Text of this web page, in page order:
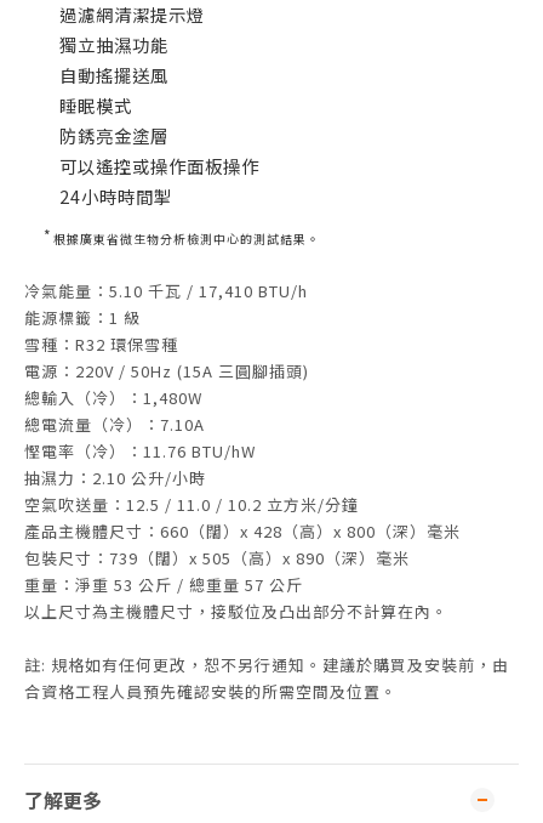
過濾網清潔提示燈
獨立抽濕功能
自動搖擺送風
睡眠模式
防銹亮金塗層
可以遙控或操作面板操作
24小時時間掣
* 根據廣東省微生物分析檢測中心的測試結果。
冷氣能量：5.10 千瓦 / 17,410 BTU/h
能源標籤：1 級
雪種：R32 環保雪種
電源：220V / 50Hz (15A 三圓腳插頭)
總輸入（冷）：1,480W
總電流量（冷）：7.10A
慳電率（冷）：11.76 BTU/hW
抽濕力：2.10 公升/小時
空氣吹送量：12.5 / 11.0 / 10.2 立方米/分鐘
產品主機體尺寸：660（闊）x 428（高）x 800（深）毫米
包裝尺寸：739（闊）x 505（高）x 890（深）毫米
重量：淨重 53 公斤 / 總重量 57 公斤
以上尺寸為主機體尺寸，接駁位及凸出部分不計算在內。
註: 規格如有任何更改，恕不另行通知。建議於購買及安裝前，由
合資格工程人員預先確認安裝的所需空間及位置。
了解更多